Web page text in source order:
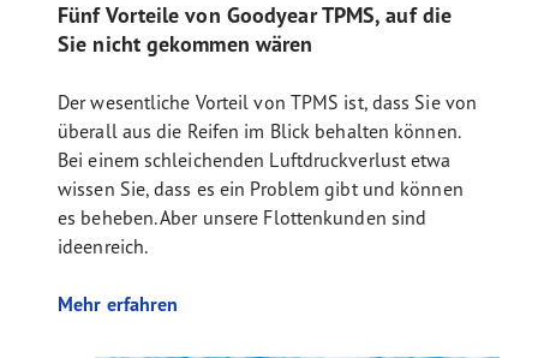
Fünf Vorteile von Goodyear TPMS, auf die
Sie nicht gekommen wären
Der wesentliche Vorteil von TPMS ist, dass Sie von
überall aus die Reifen im Blick behalten können.
Bei einem schleichenden Luftdruckverlust etwa
wissen Sie, dass es ein Problem gibt und können
es beheben. Aber unsere Flottenkunden sind
ideenreich.
Mehr erfahren